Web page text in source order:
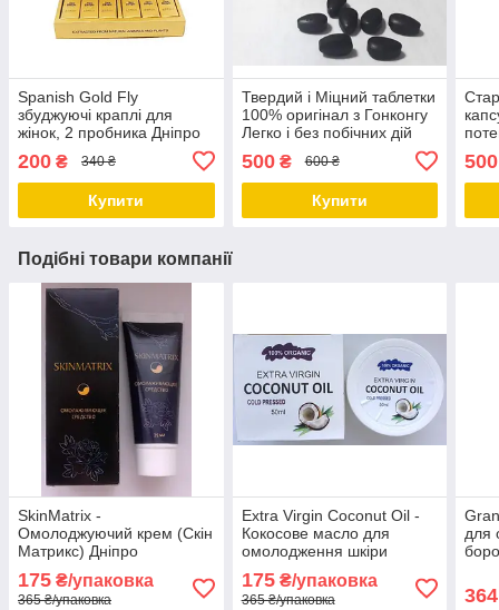
Spanish Gold Fly
збуджуючі краплі для
жінок, 2 пробника Дніпро
200 ₴ 340 ₴
Купити
Твердий і Міцний таблетки
100% оригінал з Гонконгу
Легко і без побічних дій
500₴ 600 ₴
Купити
500
Подібні товари компанії
SkinMatrix -
Омолоджуючий крем (Скін
Матрикс) Дніпро
175 ₴/упаковка
365 ₴/упаковка
Extra Virgin Coconut Oil -
Кокосове масло для
омолодження шкіри
обличчя і тіла Дніпро
175₴/упаковка
365 ₴/упаковка
для